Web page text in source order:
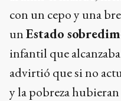
con un cepo y una
unEstado
infantil que
advirtió que si no
y la pobreza